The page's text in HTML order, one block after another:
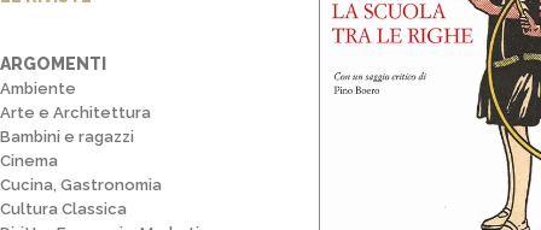
ARGOMENTI
Ambiente
Arte e Architettura
Bambini e ragazzi
Cinema
Cucina, Gastronomia
Cultura Classica